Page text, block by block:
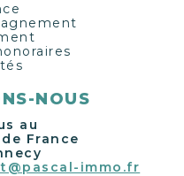
NOUS
au
France
immo.fr